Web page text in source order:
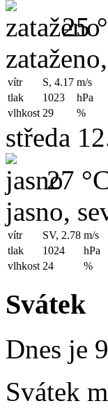
25
vítr S, 4.17 m/s
tlak
1023
hPa
vlhkost 29 %
středa
27
jasno,
vítr SV, 2.78 m/s
tlak
1024
hPa
vlhkost 24 %
Svátek
Dnes je
Svátek